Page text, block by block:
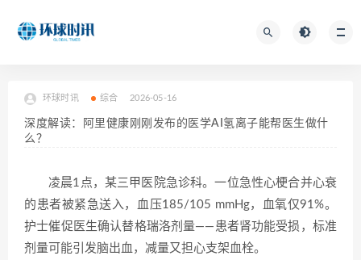
环球时讯 综合 2026-05-16
深度解读：阿里健康刚刚发布的医学AI氢离子能帮医生做什
么？
凌晨1点，某三甲医院急诊科。一位急性心梗合并心衰
的患者被紧急送入，血压185/105 mmHg，血氧仅91%。
护士催促医生确认替格瑞洛剂量——患者肾功能受损，标准
剂量可能引发脑出血，减量又担心支架血栓。